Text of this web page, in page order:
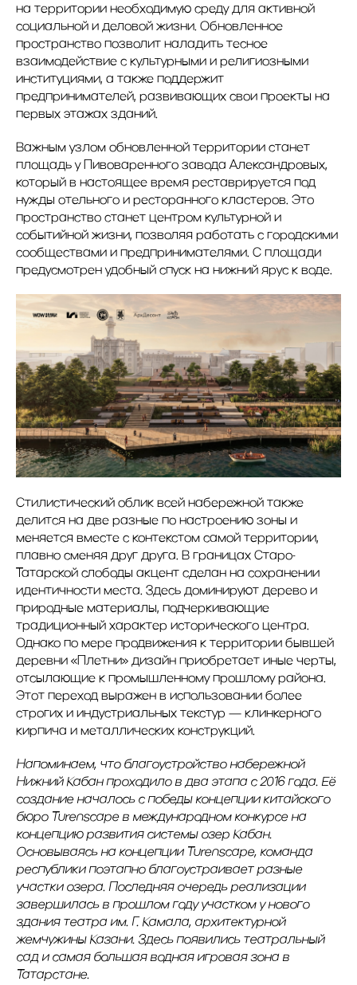
на территории необходимую среду для активной
социальной и деловой жизни. Обновленное
пространство позволит наладить тесное
взаимодействие с культурными и религиозными
институциями, а также поддержит
предпринимателей, развивающих свои проекты на
первых этажах зданий.
Важным узлом обновленной территории станет
площадь у Пивоваренного завода Александровых,
который в настоящее время реставрируется под
нужды отельного и ресторанного кластеров. Это
пространство станет центром культурной и
событийной жизни, позволяя работать с городскими
сообществами и предпринимателями. С площади
предусмотрен удобный спуск на нижний ярус к воде.
Стилистический облик всей набережной также
делится на две разные по настроению зоны и
меняется вместе с контекстом самой территории,
плавно сменяя друг друга. В границах Старо-
Татарской слободы акцент сделан на сохранении
идентичности места. Здесь доминируют дерево и
природные материалы, подчеркивающие
традиционный характер исторического центра.
Однако по мере продвижения к территории бывшей
деревни «Плетни» дизайн приобретает иные черты,
отсылающие к промышленному прошлому района.
Этот переход выражен в использовании более
строгих и индустриальных текстур — клинкерного
кирпича и металлических конструкций.
Напоминаем, что благоустройство набережной
Нижний Кабан проходило в два этапа с 2016 года. Её
создание началось с победы концепции китайского
бюро Turenscape в международном конкурсе на
концепцию развития системы озер Кабан.
Основываясь на концепции Turenscape, команда
республики поэтапно благоустраивает разные
участки озера. Последняя очередь реализации
завершилась в прошлом году участком у нового
здания театра им. Г. Камала, архитектурной
жемчужины Казани. Здесь появились театральный
сад и самая большая водная игровая зона в
Татарстане.